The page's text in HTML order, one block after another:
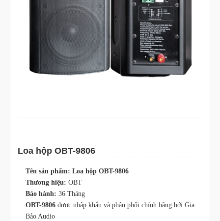
Loa hộp OBT-9806
Tên sản phẩm: Loa hộp OBT-9806
Thương hiệu: OBT
Bảo hành: 36 Tháng
OBT-9806 được nhập khẩu và phân phối chính hãng bởi Gia
Bảo Audio